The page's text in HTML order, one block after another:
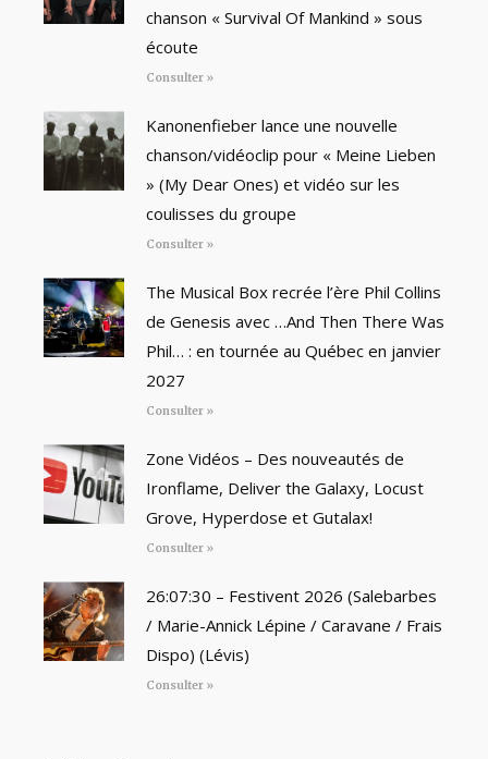
chanson « Survival Of Mankind » sous
écoute
Consulter »
Kanonenfieber lance une nouvelle
chanson/vidéoclip pour « Meine Lieben
» (My Dear Ones) et vidéo sur les
coulisses du groupe
Consulter »
The Musical Box recrée l’ère Phil Collins
de Genesis avec …And Then There Was
Phil… : en tournée au Québec en janvier
2027
Consulter »
Zone Vidéos – Des nouveautés de
Ironflame, Deliver the Galaxy, Locust
Grove, Hyperdose et Gutalax!
Consulter »
26:07:30 – Festivent 2026 (Salebarbes
/ Marie-Annick Lépine / Caravane / Frais
Dispo) (Lévis)
Consulter »